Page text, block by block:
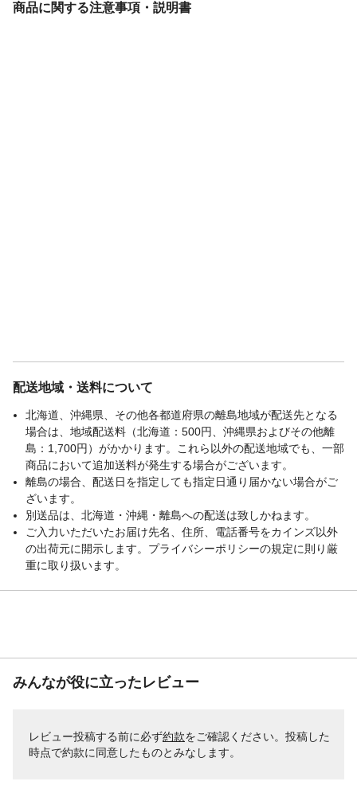
商品に関する注意事項・説明書
配送地域・送料について
北海道、沖縄県、その他各都道府県の離島地域が配送先となる
場合は、地域配送料（北海道：500円、沖縄県およびその他離
島：1,700円）がかかります。これら以外の配送地域でも、一部
商品において追加送料が発生する場合がございます。
離島の場合、配送日を指定しても指定日通り届かない場合がご
ざいます。
別送品は、北海道・沖縄・離島への配送は致しかねます。
ご入力いただいたお届け先名、住所、電話番号をカインズ以外
の出荷元に開示します。プライバシーポリシーの規定に則り厳
重に取り扱います。
みんなが役に立ったレビュー
レビュー投稿する前に必ず約款をご確認ください。投稿した
時点で約款に同意したものとみなします。